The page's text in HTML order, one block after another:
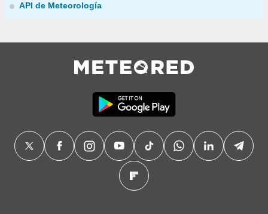
API de Meteorología